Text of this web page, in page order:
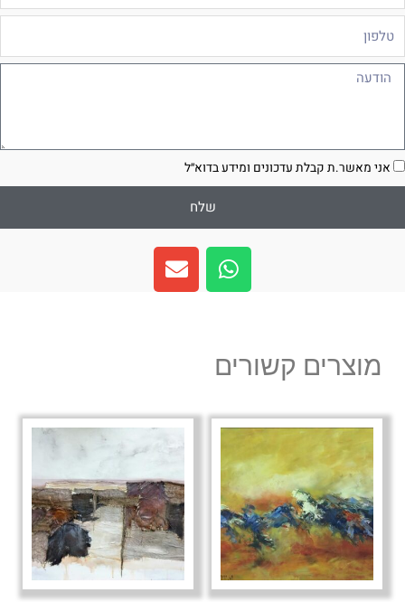
אני מאשר.ת קבלת עדכונים ומידע בדוא״ל
שלח
W
h
a
a
p
E
n
v
e
מוצרים קשורים